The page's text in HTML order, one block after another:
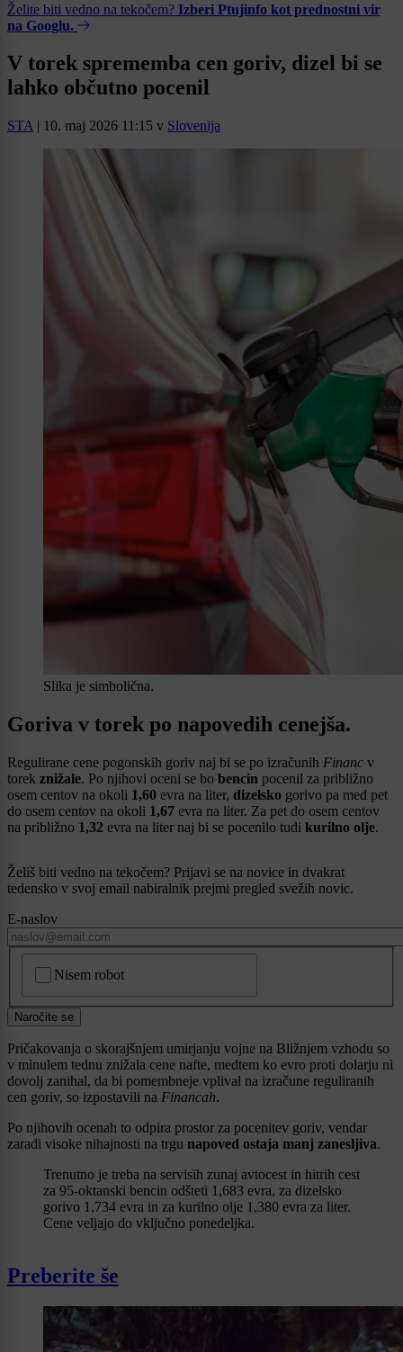
Želite biti vedno na tekočem? Izberi Ptujinfo kot prednostni vir
na Googlu.
V torek sprememba cen goriv, dizel bi se
lahko občutno pocenil
STA | 10. maj 2026 11:15 v Slovenija
Slika je simbolična.
Goriva v torek po napovedih cenejša.
Regulirane cene pogonskih goriv naj bi se po izračunih Financ v
torek znižale. Po njihovi oceni se bo bencin pocenil za približno
osem centov na okoli 1,60 evra na liter, dizelsko gorivo pa med pet
do osem centov na okoli 1,67 evra na liter. Za pet do osem centov
na približno 1,32 evra na liter naj bi se pocenilo tudi kurilno olje.
Želiš biti vedno na tekočem? Prijavi se na novice in dvakrat
tedensko v svoj email nabiralnik prejmi pregled svežih novic.
E-naslov
Nisem robot
Naročite se
Pričakovanja o skorajšnjem umirjanju vojne na Bližnjem vzhodu so
v minulem tednu znižala cene nafte, medtem ko evro proti dolarju ni
dovolj zanihal, da bi pomembneje vplival na izračune reguliranih
cen goriv, so izpostavili na Financah.
Po njihovih ocenah to odpira prostor za pocenitev goriv, vendar
zaradi visoke nihajnosti na trgu napoved ostaja manj zanesljiva.
Trenutno je treba na servisih zunaj avtocest in hitrih cest
za 95-oktanski bencin odšteti 1,683 evra, za dizelsko
gorivo 1,734 evra in za kurilno olje 1,380 evra za liter.
Cene veljajo do vključno ponedeljka.
Preberite še